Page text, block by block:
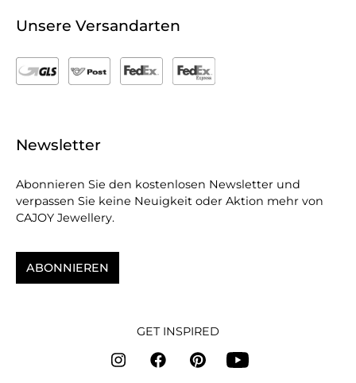
Unsere Versandarten
Newsletter
Abonnieren Sie den kostenlosen Newsletter und
verpassen Sie keine Neuigkeit oder Aktion mehr von
CAJOY Jewellery.
ABONNIEREN
GET INSPIRED